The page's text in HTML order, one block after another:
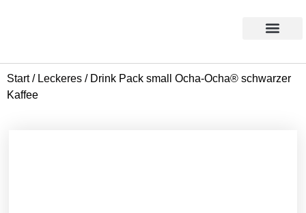
Start/ Leckeres / Drink Pack small Ocha-Ocha® schwarzer
Kaffee